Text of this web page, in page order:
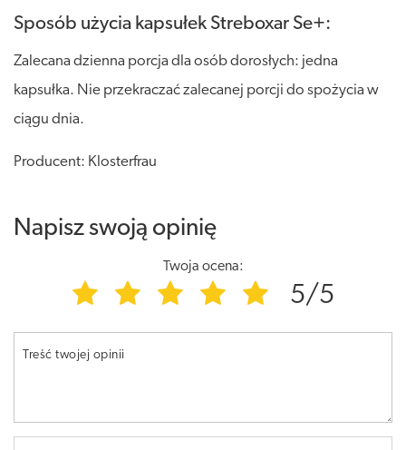
Sposób użycia kapsułek Streboxar Se+:
Zalecana dzienna porcja dla osób dorosłych: jedna
kapsułka. Nie przekraczać zalecanej porcji do spożycia w
ciągu dnia.
Producent: Klosterfrau
Napisz swoją opinię
Twoja ocena:
5/5
Treść twojej opinii